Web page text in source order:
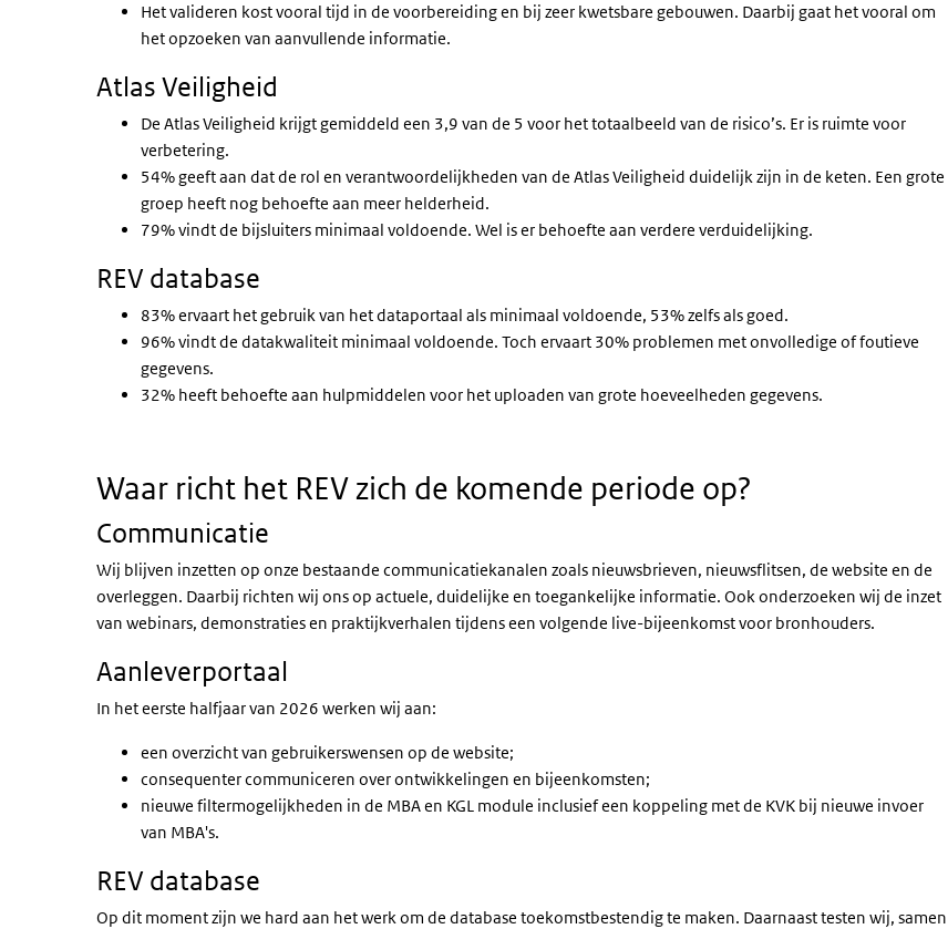
Het valideren kost vooral tijd in de voorbereiding en bij zeer kwetsbare gebouwen. Daarbij gaat het vooral om
het opzoeken van aanvullende informatie.
Atlas Veiligheid
De Atlas Veiligheid krijgt gemiddeld een 3,9 van de 5 voor het totaalbeeld van de risico’s. Er is ruimte voor
verbetering.
54% geeft aan dat de rol en verantwoordelijkheden van de Atlas Veiligheid duidelijk zijn in de keten. Een grote
groep heeft nog behoefte aan meer helderheid.
79% vindt de bijsluiters minimaal voldoende. Wel is er behoefte aan verdere verduidelijking.
REV database
83% ervaart het gebruik van het dataportaal als minimaal voldoende, 53% zelfs als goed.
96% vindt de datakwaliteit minimaal voldoende. Toch ervaart 30% problemen met onvolledige of foutieve
gegevens.
32% heeft behoefte aan hulpmiddelen voor het uploaden van grote hoeveelheden gegevens.
Waar richt het REV zich de komende periode op?
Communicatie
Wij blijven inzetten op onze bestaande communicatiekanalen zoals nieuwsbrieven, nieuwsflitsen, de website en de
overleggen. Daarbij richten wij ons op actuele, duidelijke en toegankelijke informatie. Ook onderzoeken wij de inzet
van webinars, demonstraties en praktijkverhalen tijdens een volgende live-bijeenkomst voor bronhouders.
Aanleverportaal
In het eerste halfjaar van 2026 werken wij aan:
een overzicht van gebruikerswensen op de website;
consequenter communiceren over ontwikkelingen en bijeenkomsten;
nieuwe filtermogelijkheden in de MBA en KGL module inclusief een koppeling met de KVK bij nieuwe invoer
van MBA's.
REV database
Op dit moment zijn we hard aan het werk om de database toekomstbestendig te maken. Daarnaast testen wij, samen